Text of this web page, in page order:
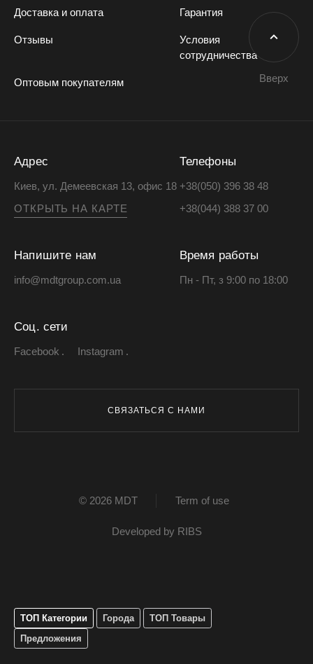
Доставка и оплата Гарантия
Отзывы
Условия
сотрудничества
Оптовым покупателям
Адрес
Киев, ул. Демеевская 13, офис 18
ОТКРЫТЬ НА КАРТЕ
Телефоны
+38(050) 396 38 48
+38(044) 388 37 00
Напишите нам
info@mdtgroup.com.ua
Время работы
Пн - Пт, з 9:00 по 18:00
Соц. сети
Facebook Instagram
СВЯЗАТЬСЯ С НАМИ
Вверх
© 2026 MDT Term of use
Developed by RIBS
ТОП Категории Города
ТОП Товары
Предложения